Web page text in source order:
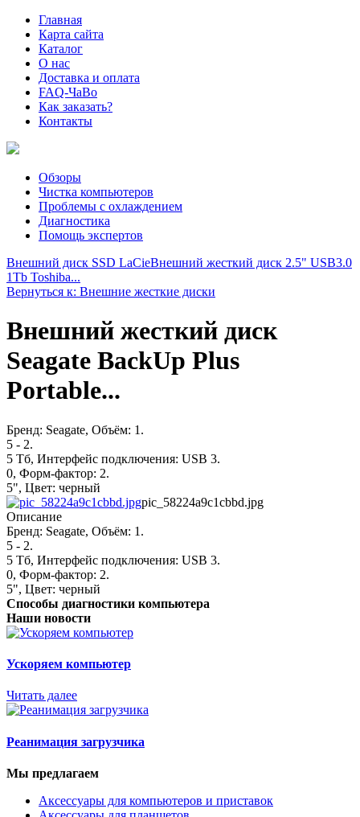
Главная
Карта сайта
Каталог
О нас
Доставка и оплата
FAQ-ЧаВо
Как заказать?
Контакты
Обзоры
Чистка компьютеров
Проблемы с охлаждением
Диагностика
Помощь экспертов
Внешний диск SSD LaCieВнешний жесткий диск 2.5" USB3.0
1Tb Toshiba...
Вернуться к: Внешние жесткие диски
Внешний жесткий диск
Seagate BackUp Plus
Portable...
Бренд: Seagate, Объём: 1.
5 - 2.
5 Тб, Интерфейс подключения: USB 3.
0, Форм-фактор: 2.
5", Цвет: черный
pic_58224a9c1cbbd.jpg
Описание
Бренд: Seagate, Объём: 1.
5 - 2.
5 Тб, Интерфейс подключения: USB 3.
0, Форм-фактор: 2.
5", Цвет: черный
Способы диагностики компьютера
Наши новости
Ускоряем компьютер
Читать далее
Реанимация загрузчика
Мы предлагаем
Аксессуары для компьютеров и приставок